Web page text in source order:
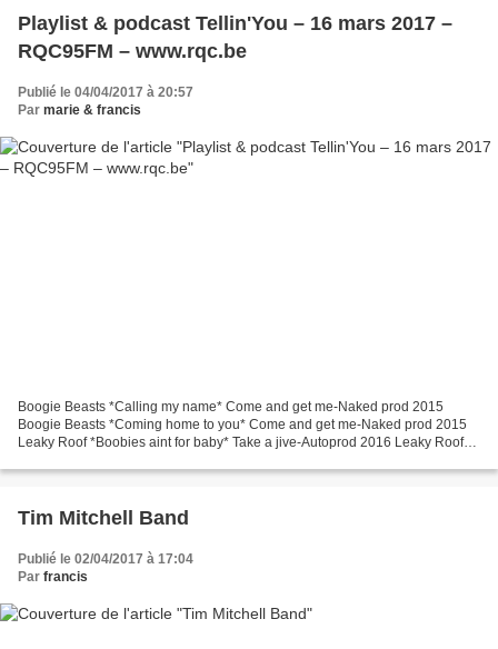
Playlist & podcast Tellin'You – 16 mars 2017 –
RQC95FM – www.rqc.be
Publié le 04/04/2017 à 20:57
Par marie & francis
Boogie Beasts *Calling my name* Come and get me-Naked prod 2015
Boogie Beasts *Coming home to you* Come and get me-Naked prod 2015
Leaky Roof *Boobies aint for baby* Take a jive-Autoprod 2016 Leaky Roof
Tim Mitchell Band
Publié le 02/04/2017 à 17:04
Par francis